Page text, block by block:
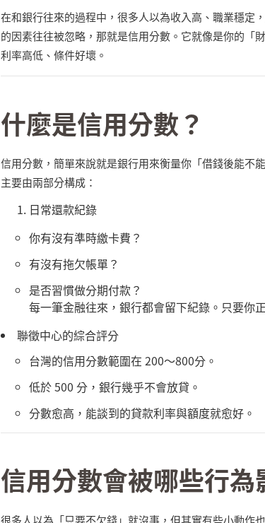
在和銀行往來的過程中，很多人以為收入高、職業穩定
的因素往往被忽略，那就是信用分數。它就像是你的「
利率高低、條件好壞。
什麼是信用分數？
信用分數，簡單來說就是銀行用來衡量你「借錢後能不
主要由兩部分構成：
日常還款紀錄
你有沒有準時繳卡費？
有沒有拖欠帳單？
是否習慣做分期付款？
每一筆金融往來，銀行都會留下紀錄。只要你
聯徵中心的綜合評分
台灣的信用分數範圍在200～800分。
低於500分，銀行幾乎不會放貸。
分數愈高，能談到的貸款利率與額度就愈好。
信用分數會被哪些行為
很多人以為「只要不欠錢」就沒事，但其實有些小動作